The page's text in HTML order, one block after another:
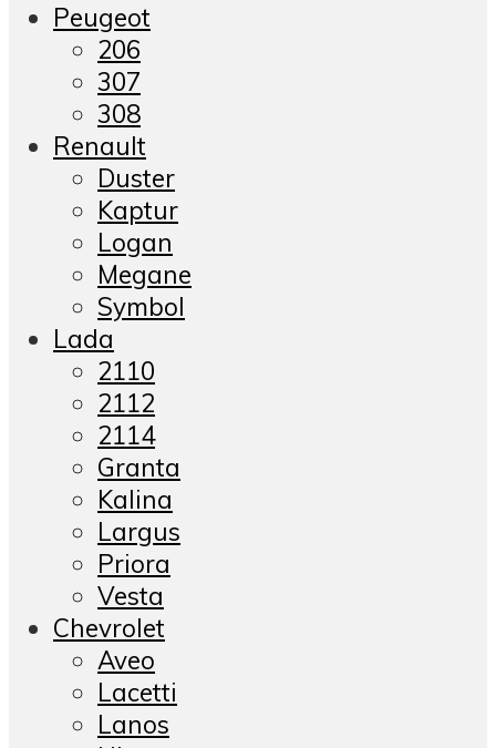
Peugeot
206
307
308
Renault
Duster
Kaptur
Logan
Megane
Symbol
Lada
2110
2112
2114
Granta
Kalina
Largus
Priora
Vesta
Chevrolet
Aveo
Lacetti
Lanos